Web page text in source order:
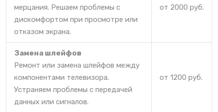
мерцания. Решаем проблемы с
дискомфортом при просмотре или
отказом экрана.
от 2000 руб.
Замена шлейфов
Ремонт или замена шлейфов между
компонентами телевизора.
Устраняем проблемы с передачей
данных или сигналов.
от 1200 руб.